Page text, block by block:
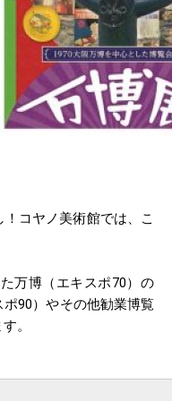
コヤノ美術館では、こ
万博（エキスポ70）の
90）やその他勧業博覧
。